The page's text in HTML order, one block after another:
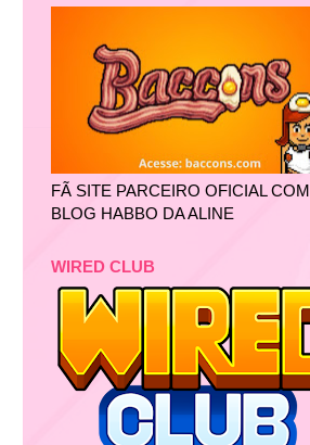
FÃ SITE PARCEIRO OFICIAL COM
BLOG HABBO DA ALINE
WIRED CLUB